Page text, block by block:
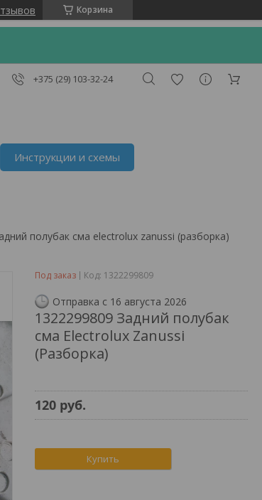
Корзина
+375 (29) 103-32-24
Инструкции и схемы
полубак сма electrolux zanussi (разборка)
Под заказ Код: 1322299809
Отправка с 16 августа 2026
1322299809 Задний полубак
сма Electrolux Zanussi
(Разборка)
120 руб.
Купить